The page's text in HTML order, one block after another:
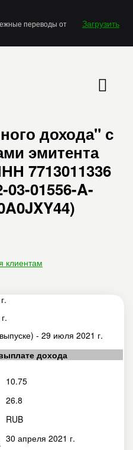
переводы от
Загрузить
дохода" с
эмитента
7713011336
03-01556-A-
клиентам
- 29 июля 2021 г.
дохода
10.75
26.8
RUB
30 апреля 2021 г.